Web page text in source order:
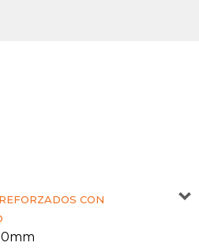
CON